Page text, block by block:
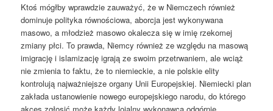
Ktoś mógłby wprawdzie zauważyć, że w Niemczech również
dominuje polityka równościowa, aborcja jest wykonywana
masowo, a młodzież masowo okalecza się w imię rzekomej
zmiany płci. To prawda, Niemcy również ze względu na masową
imigrację i islamizację igrają ze swoim przetrwaniem, ale wciąż
nie zmienia to faktu, że to niemieckie, a nie polskie elity
kontrolują najważniejsze organy Unii Europejskiej. Niemiecki plan
zakłada ustanowienie nowego europejskiego narodu, do którego
akces zgłosić może każdy lojalny wykonawca odgórnie